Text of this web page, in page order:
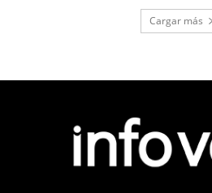
Cargar más